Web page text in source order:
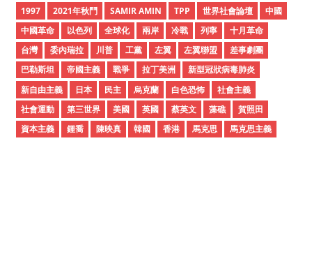
v
e
s
1997 2021年秋鬥 SAMIR AMIN TPP 世界社會論壇
中國
中國革命
以色列 全球化 兩岸 冷戰 列寧
十月革命
台灣
委內瑞拉 川普 工黨 左翼 左翼聯盟
差事劇團
巴勒斯坦
帝國主義 戰爭 拉丁美洲
新型冠狀病毒肺炎
新自由主義
日本 民主 烏克蘭 白色恐怖
社會主義
社會運動
第三世界 美國 英國 蔡英文 藻礁
賀照田
資本主義
鍾喬 陳映真 韓國 香港 馬克思 馬克思主義